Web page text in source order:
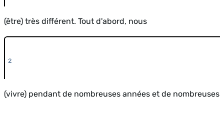
(être) très différent. Tout d'abord, nous
(vivre) pendant de nombreuses années et de nombreuses